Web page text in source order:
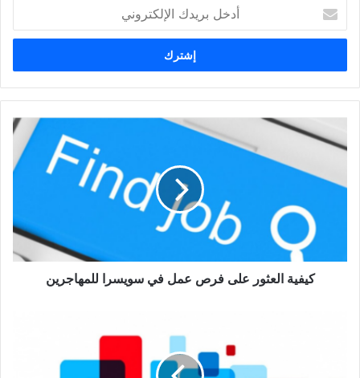
بريدك
الإلكتروني
العثور
عمل
سويسرا
للمهاجرين
كيفية العثور على فرص عمل في سويسرا للمهاجرين